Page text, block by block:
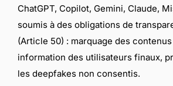
ChatGPT, Copilot, Gemini, Claude,
soumis à des obligations de
(Article 50) : marquage des
information des utilisateurs finaux,
les deepfakes non consentis.